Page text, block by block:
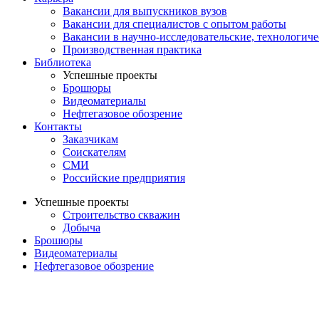
Вакансии для выпускников вузов
Вакансии для специалистов с опытом работы
Вакансии в научно-исследовательские,
Производственная практика
Библиотека
Успешные проекты
Брошюры
Видеоматериалы
Нефтегазовое обозрение
Контакты
Заказчикам
Соискателям
СМИ
Российские предприятия
Успешные проекты
Строительство скважин
Добыча
Брошюры
Видеоматериалы
Нефтегазовое обозрение